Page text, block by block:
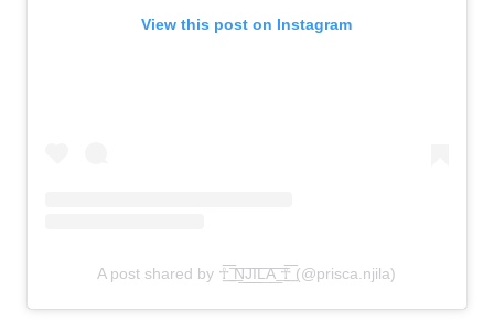
View this post on Instagram
A post shared by ☥͟͞ ͟͞N͟͞J͟͞I͟͞L͟͞A͟͞ ͟͞☥͟͞ (@prisca.njila)